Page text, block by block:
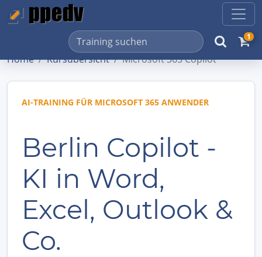
1
Home Kursübersicht Microsoft 365 Copilot
AI-TRAINING FÜR MICROSOFT 365 ANWENDER
Berlin Copilot -
KI in Word,
Excel, Outlook &
Co.